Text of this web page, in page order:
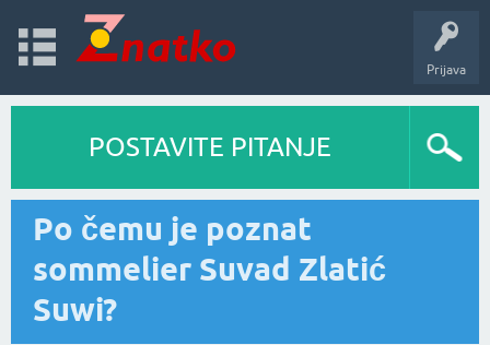
Prijava
POSTAVITE PITANJE
Po čemu je poznat
sommelier Suvad Zlatić
Suwi?